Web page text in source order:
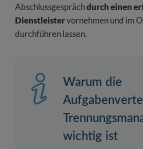
Abschlussgesprächdurch einen
Dienstleistervornehmen und im
durchführen lassen.
Warum die
wichtig ist